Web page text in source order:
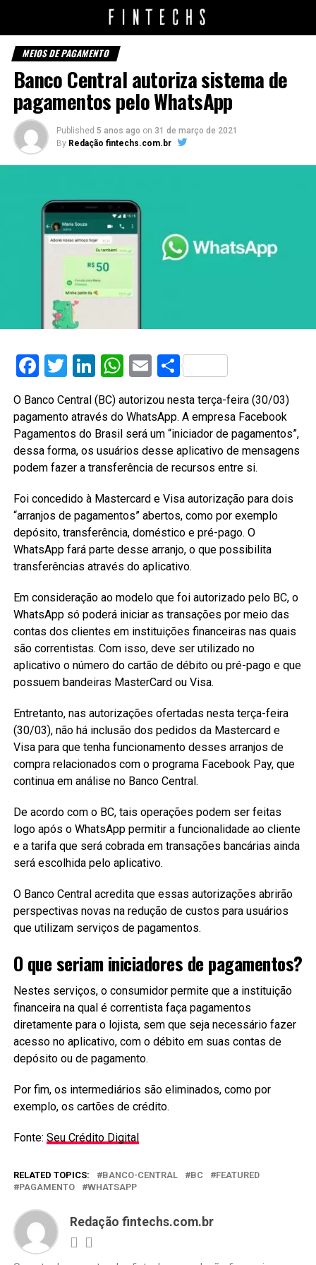
MEIOS DE PAGAMENTO
Banco Central autoriza sistema de
pagamentos pelo WhatsApp
Published 5 anos ago on 31 de março de 2021
By Redação fintechs.com.br
Facebook
Twitter
LinkedIn
WhatsApp
EmailShare
O Banco Central (BC) autorizou nesta terça-feira (30/03)
pagamento através do WhatsApp. A empresa Facebook
Pagamentos do Brasil será um “iniciador de pagamentos”,
dessa forma, os usuários desse aplicativo de mensagens
podem fazer a transferência de recursos entre si.
Foi concedido à Mastercard e Visa autorização para dois
“arranjos de pagamentos” abertos, como por exemplo
depósito, transferência, doméstico e pré-pago. O
WhatsApp fará parte desse arranjo, o que possibilita
transferências através do aplicativo.
Em consideração ao modelo que foi autorizado pelo BC, o
WhatsApp só poderá iniciar as transações por meio das
contas dos clientes em instituições financeiras nas quais
são correntistas. Com isso, deve ser utilizado no
aplicativo o número do cartão de débito ou pré-pago e que
possuem bandeiras MasterCard ou Visa.
Entretanto, nas autorizações ofertadas nesta terça-feira
(30/03), não há inclusão dos pedidos da Mastercard e
Visa para que tenha funcionamento desses arranjos de
compra relacionados com o programa Facebook Pay, que
continua em análise no Banco Central.
De acordo com o BC, tais operações podem ser feitas
logo após o WhatsApp permitir a funcionalidade ao cliente
e a tarifa que será cobrada em transações bancárias ainda
será escolhida pelo aplicativo.
O Banco Central acredita que essas autorizações abrirão
perspectivas novas na redução de custos para usuários
que utilizam serviços de pagamentos.
O que seriam iniciadores de pagamentos?
Nestes serviços, o consumidor permite que a instituição
financeira na qual é correntista faça pagamentos
diretamente para o lojista, sem que seja necessário fazer
acesso no aplicativo, com o débito em suas contas de
depósito ou de pagamento.
Por fim, os intermediários são eliminados, como por
exemplo, os cartões de crédito.
Fonte: Seu Crédito Digital
RELATED TOPICS: BANCO-CENTRAL BC
FEATURED
PAGAMENTO
WHATSAPP
Redação fintechs.com.br